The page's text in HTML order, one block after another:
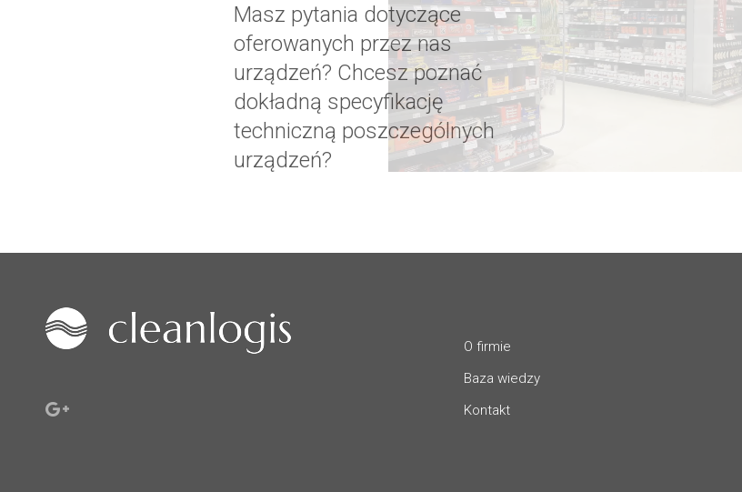
Masz pytania dotyczące
oferowanych przez nas
urządzeń? Chcesz poznać
dokładną specyfikację
techniczną poszczególnych
urządzeń?
O firmie
Baza wiedzy
Kontakt